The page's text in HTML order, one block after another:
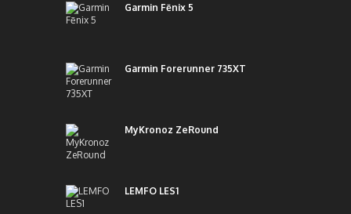
Garmin Fēnix 5
Garmin Forerunner 735XT
MyKronoz ZeRound
LEMFO LES1